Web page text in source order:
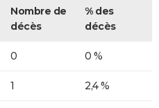
Nombre de
décès
% des
décès
0 0 %
1 2,4 %